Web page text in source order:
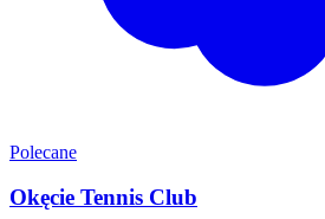
Polecane
Okęcie Tennis Club